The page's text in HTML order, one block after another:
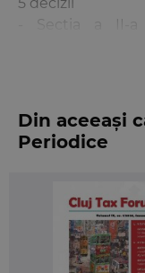
5 decizii
- Sectia a II-a
procesual civil) –
Revista
- cuprins – in
- index
ordine al
Din aceeași
Periodice